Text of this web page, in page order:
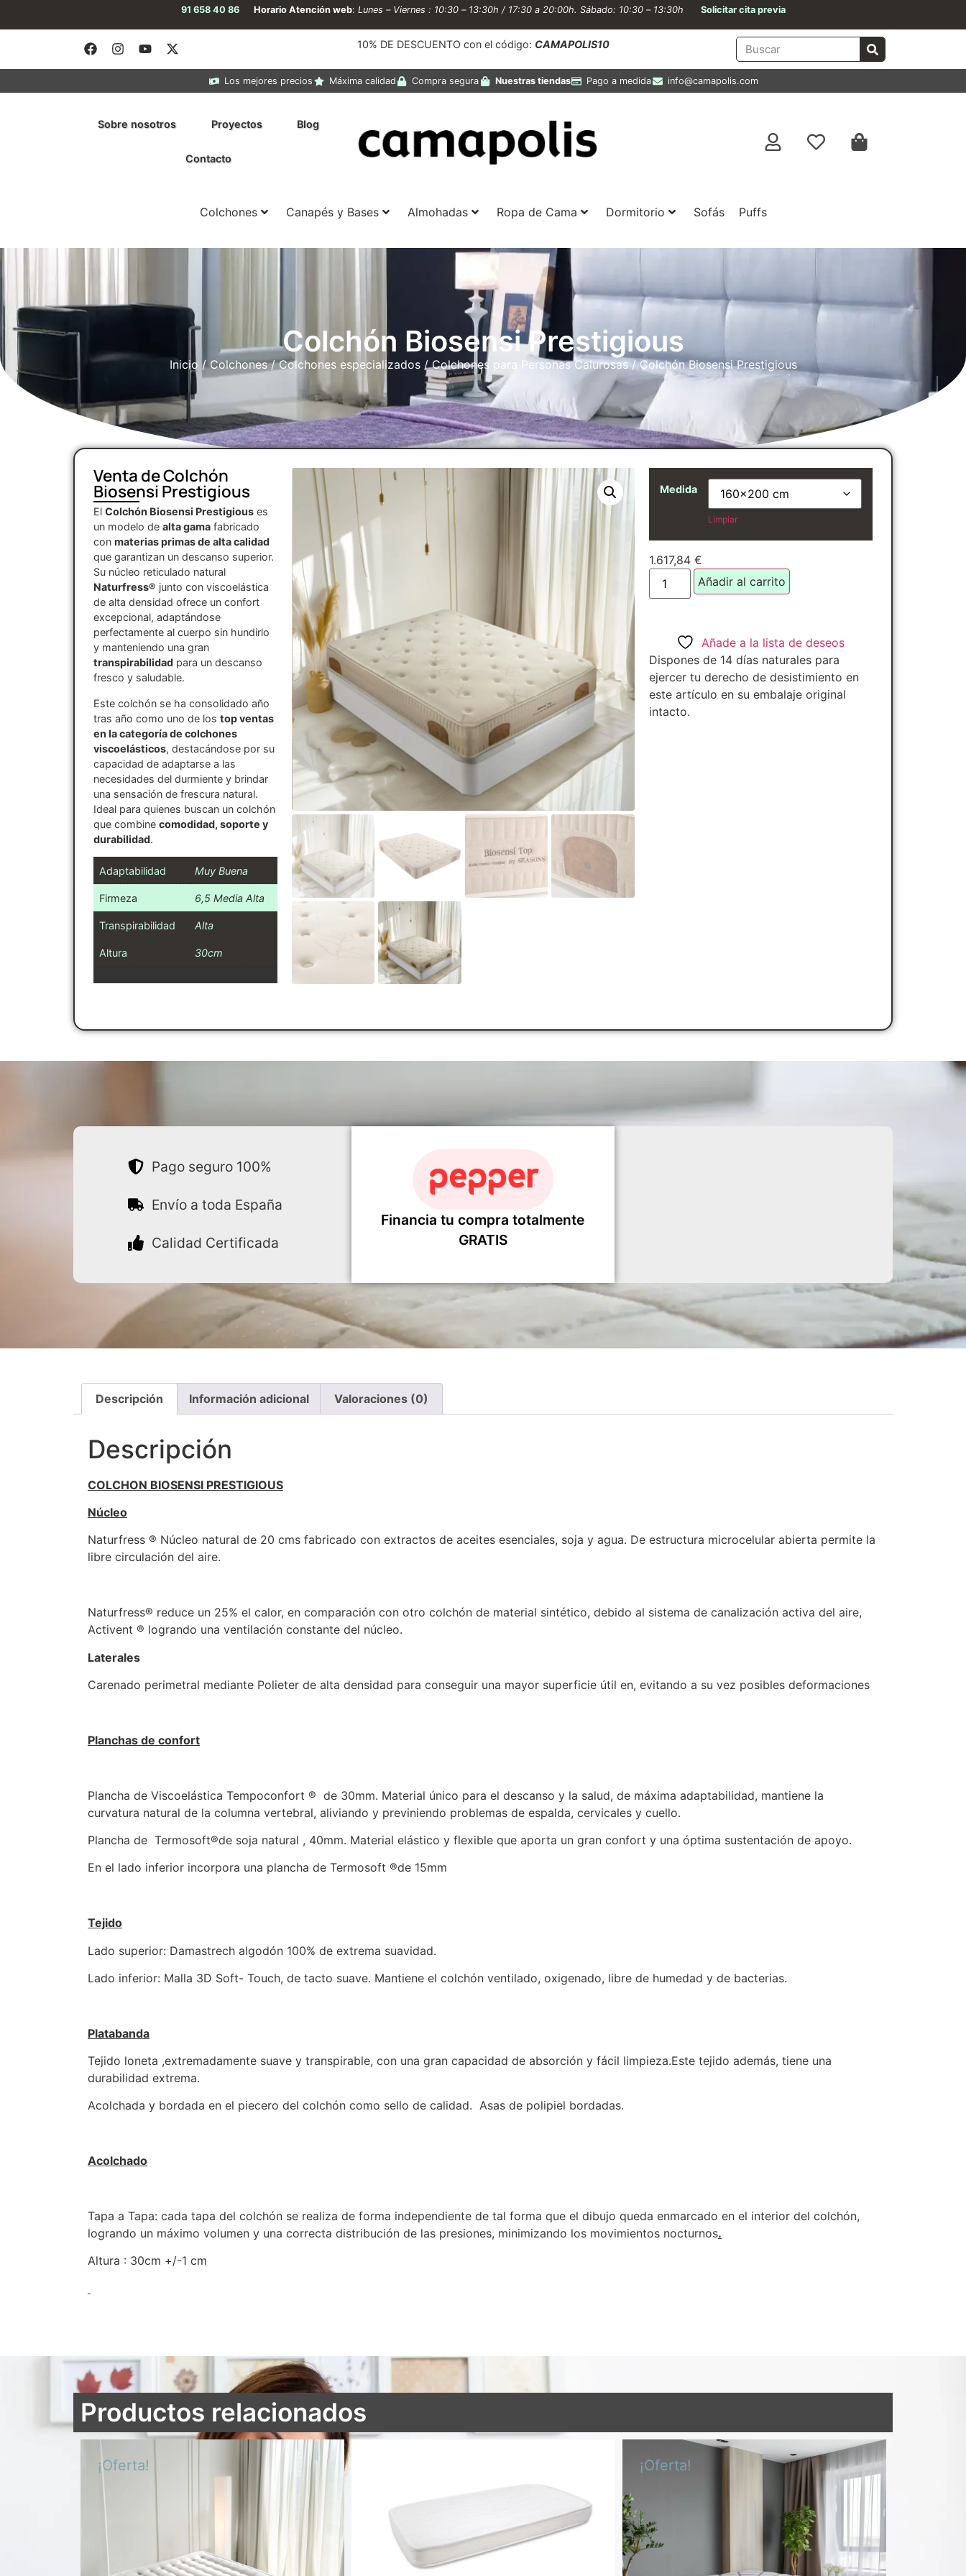
91 658 40 86 Horario Atención web: Lunes – Viernes : 10:30 – 13:30h / 17:30 a 20:00h. Sábado: 10:30 – 13:30h Solicitar cita previa
10% DE DESCUENTO con el código: CAMAPOLIS10
Los mejores precios Máxima calidad Compra segura Nuestras tiendas Pago a medida info@camapolis.com
Sobre nosotros Proyectos Blog
Contacto
Colchones Canapés y Bases Almohadas Ropa de Cama Dormitorio Sofás Puffs
Colchón Biosensi Prestigious
Inicio /Colchones/Colchones especializados/Colchones para Personas Calurosas/ Colchón Biosensi Prestigious
Venta de Colchón
Biosensi Prestigious
El Colchón Biosensi Prestigious es
un modelo de alta gama fabricado
con materias primas de alta calidad
que garantizan un descanso superior.
Su núcleo reticulado natural
Naturfress® junto con viscoelástica
de alta densidad ofrece un confort
excepcional, adaptándose
perfectamente al cuerpo sin hundirlo
y manteniendo una gran
transpirabilidad para un descanso
fresco y saludable.
Este colchón se ha consolidado año
tras año como uno de los top ventas
en la categoría de colchones
viscoelásticos, destacándose por su
capacidad de adaptarse a las
necesidades del durmiente y brindar
una sensación de frescura natural.
Ideal para quienes buscan un colchón
que combine comodidad, soporte y
durabilidad.
Adaptabilidad Muy Buena
Firmeza 6,5 Media Alta
Transpirabilidad Alta
Altura 30cm
Medida
Limpiar
1.617,84 €
Añadir al carrito
Añade a la lista de deseos
Dispones de 14 días naturales para
ejercer tu derecho de desistimiento en
este artículo en su embalaje original
intacto.
Pago seguro 100%
Envío a toda España
Calidad Certificada
Financia tu compra totalmente
GRATIS
Descripción Información adicional Valoraciones (0)
Descripción
COLCHON BIOSENSI PRESTIGIOUS
Núcleo
Naturfress ® Núcleo natural de 20 cms fabricado con extractos de aceites esenciales, soja y agua. De estructura microcelular abierta permite la
libre circulación del aire.
Naturfress® reduce un 25% el calor, en comparación con otro colchón de material sintético, debido al sistema de canalización activa del aire,
Activent ® logrando una ventilación constante del núcleo.
Laterales
Carenado perimetral mediante Polieter de alta densidad para conseguir una mayor superficie útil en, evitando a su vez posibles deformaciones
Planchas de confort
Plancha de Viscoelástica Tempoconfort ® de 30mm. Material único para el descanso y la salud, de máxima adaptabilidad, mantiene la
curvatura natural de la columna vertebral, aliviando y previniendo problemas de espalda, cervicales y cuello.
Plancha de Termosoft®de soja natural , 40mm. Material elástico y flexible que aporta un gran confort y una óptima sustentación de apoyo.
En el lado inferior incorpora una plancha de Termosoft ®de 15mm
Tejido
Lado superior: Damastrech algodón 100% de extrema suavidad.
Lado inferior: Malla 3D Soft- Touch, de tacto suave. Mantiene el colchón ventilado, oxigenado, libre de humedad y de bacterias.
Platabanda
Tejido loneta ,extremadamente suave y transpirable, con una gran capacidad de absorción y fácil limpieza.Este tejido además, tiene una
durabilidad extrema.
Acolchada y bordada en el piecero del colchón como sello de calidad. Asas de polipiel bordadas.
Acolchado
Tapa a Tapa: cada tapa del colchón se realiza de forma independiente de tal forma que el dibujo queda enmarcado en el interior del colchón,
logrando un máximo volumen y una correcta distribución de las presiones, minimizando los movimientos nocturnos.
Altura : 30cm +/-1 cm
Productos relacionados
¡Oferta!
Colchón cuna Air Active antiahogo aloe vera 3D
51,45€
¡Oferta!